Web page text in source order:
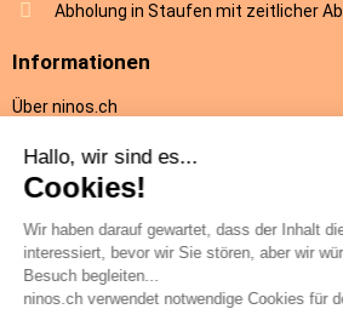
Abholung in Staufen mit zeitlicher
Informationen
Über ninos.ch
AGB
Versandkosten & Lieferung
Rückgabe
Datenschutz
Impressum